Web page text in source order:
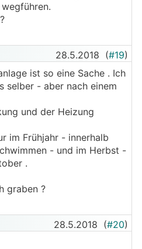
28.5.2018 (#19)
ist so eine Sache . Ich
selber - aber nach einem
und der Heizung
im Frühjahr - innerhalb
- und im Herbst -
.
graben ?
28.5.2018 (#20)